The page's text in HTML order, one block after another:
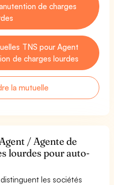
de charges
TNS pour Agent
de charges lourdes
la mutuelle
/ Agente de
lourdes pour auto-
les sociétés